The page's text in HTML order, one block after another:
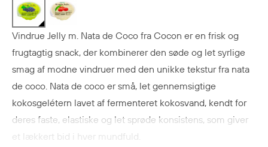
Vindrue Jelly m. Nata de Coco fra Cocon er en frisk og
frugtagtig snack, der kombinerer den søde og let syrlige
smag af modne vindruer med den unikke tekstur fra nata
de coco. Nata de coco er små, let gennemsigtige
kokosgelétern lavet af fermenteret kokosvand, kendt for
deres faste, elastiske og let sprøde konsistens, som giver
et lækkert bid i hver mundfuld.